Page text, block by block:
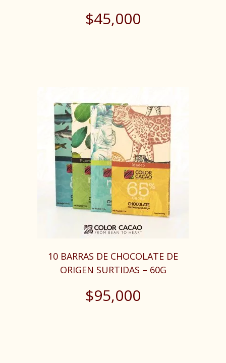
$45,000
10 BARRAS DE CHOCOLATE DE
ORIGEN SURTIDAS – 60G
$95,000